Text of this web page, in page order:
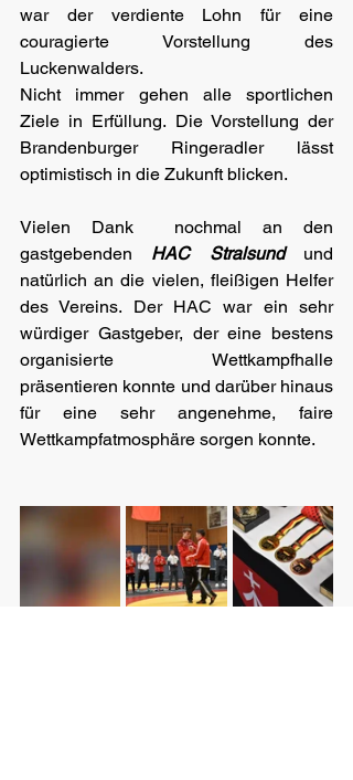
war der verdiente Lohn für eine
couragierte Vorstellung des
Luckenwalders.
Nicht immer gehen alle sportlichen
Ziele in Erfüllung. Die Vorstellung der
Brandenburger Ringeradler lässt
optimistisch in die Zukunft blicken.
Vielen Dank  nochmal an den
gastgebenden HAC Stralsund und
natürlich an die vielen, fleißigen Helfer
des Vereins. Der HAC war ein sehr
würdiger Gastgeber, der eine bestens
organisierte Wettkampfhalle
präsentieren konnte und darüber hinaus
für eine sehr angenehme, faire
Wettkampfatmosphäre sorgen konnte.